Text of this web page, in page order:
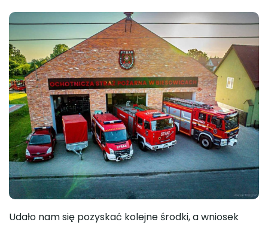
Udało nam się pozyskać kolejne środki, a wniosek